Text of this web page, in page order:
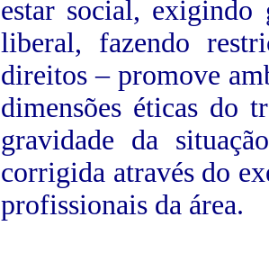
estar social,
liberal, fazendo
direitos – promove
dimensões éticas do
gravidade da
corrigida através do
profissionais da área.